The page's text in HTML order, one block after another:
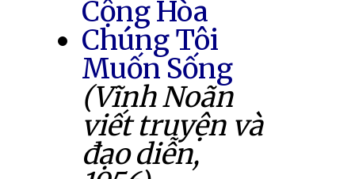
Cộng Hòa
Chúng Tôi
Muốn Sống
(Vĩnh Noãn
viết truyện và
đạo diễn,